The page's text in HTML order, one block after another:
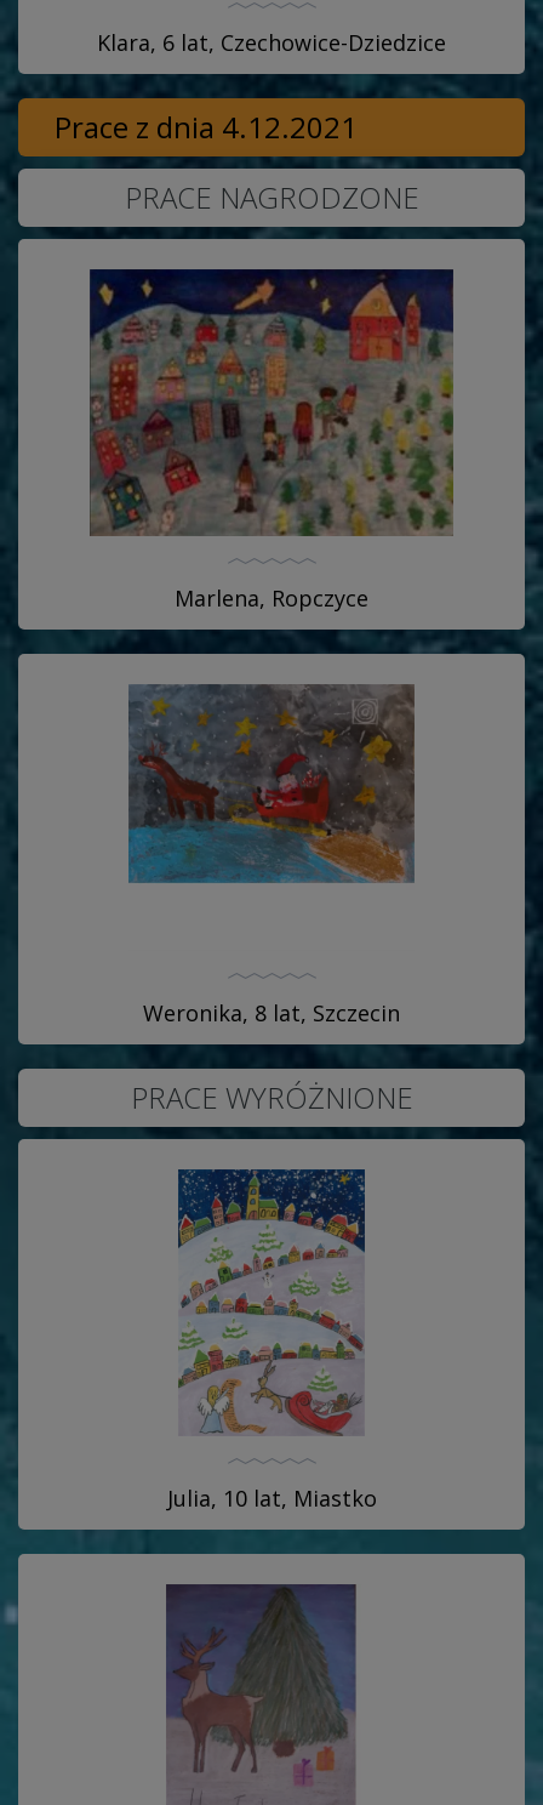
Klara, 6 lat, Czechowice-Dziedzice
Prace z dnia 4.12.2021
PRACE NAGRODZONE
Marlena, Ropczyce
Weronika, 8 lat, Szczecin
PRACE WYRÓŻNIONE
Julia, 10 lat, Miastko